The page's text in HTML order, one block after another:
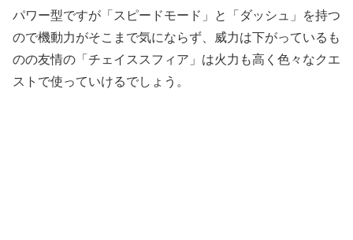
パワー型ですが「スピードモード」と「ダッシュ」を持つ
ので機動力がそこまで気にならず、威力は下がっているも
のの友情の「チェイススフィア」は火力も高く色々なクエ
ストで使っていけるでしょう。